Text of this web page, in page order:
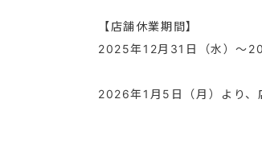
【店舗休業期間】
2025年12月31日（水）～
2026年1月5日（月）より、